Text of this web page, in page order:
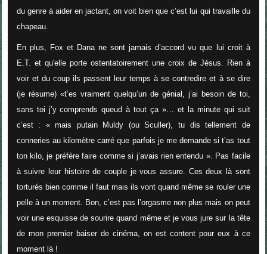
du genre à aider en jactant, on voit bien que c’est lui qui travaille du
chapeau.
En plus, Fox et Dana ne sont jamais d’accord vu que lui croit à
E.T. et qu'elle porte ostentatoirement une croix de Jésus. Rien à
voir et du coup ils passent leur temps à se contredire et à se dire
(je résume) «t’es vraiment quelqu’un de génial, j’ai besoin de toi,
sans toi j’y comprends queud à tout ça »… et la minute qui suit
c’est : «mais putain Muldy (ou Sculler), tu dis tellement de
conneries au kilomètre carré que parfois je me demande si t’as tout
ton kilo, je préfère faire comme si j’avais rien entendu ». Pas facile
à suivre leur histoire de couple je vous assure. Ces deux là sont
torturés bien comme il faut mais ils vont quand même se rouler une
pelle à un moment. Bon, c’est pas l’orgasme non plus mais on peut
voir une esquisse de sourire quand même et je vous jure sur la tête
de mon premier baiser de cinéma, on est content pour eux à ce
moment là !